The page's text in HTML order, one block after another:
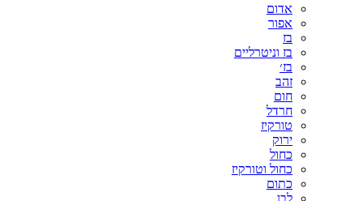
אדום
אפור
בז
בז וניטרליים
בז׳
זהב
חום
חרדל
טורקיז
ירוק
כחול
כחול וטורקיז
כתום
לבן